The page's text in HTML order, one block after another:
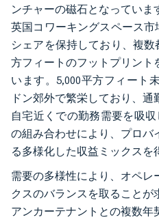
ンチャーの磁石となっていま
英国コワーキングスペース市
シェアを保持しており、複
方フィートのフットプリント
います。5,000平方フィート
ドン郊外で繁栄しており、
自宅近くでの勤務需要を吸
の組み合わせにより、プロバ
る多様化した収益ミックスを
需要の多様性により、オペレ
クスのバランスを取ること
アンカーテナントとの複数